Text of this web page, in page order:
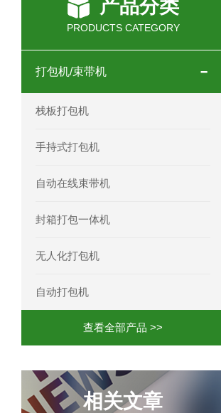
产品分类
PRODUCTS CATEGORY
打包机/束带机
栈板打包机
手持式打包机
自动在线束带机
封箱打包一体机
无人化打包机
自动打包机
查看全部产品 >>
相关文章